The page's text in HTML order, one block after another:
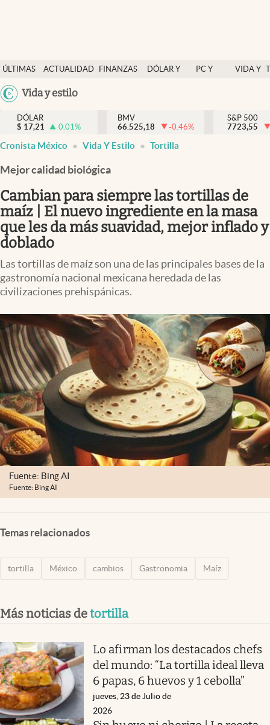
ÚLTIMAS
NOTICIAS
ACTUALIDAD
FINANZAS
DÓLAR Y
PC Y
VIDA Y
México
Vida y estilo
Actualidad
Finanzas y economía
Dólar y mercados
Pc y celular
Vida y estilo
Clima
Mediakit
abre en nueva pestaña
México
DÓLAR
$ 17,21 0.01%
BMV
66.525,18
-0.46%
S&P 500
7723,55
Cronista México Vida Y Estilo Tortilla
Mejor calidad biológica
Cambian para siempre las tortillas de
maíz | El nuevo ingrediente en la masa
que les da más suavidad, mejor inflado y
doblado
Las tortillas de maíz son una de las principales bases de la
gastronomía nacional mexicana heredada de las
civilizaciones prehispánicas.
Fuente: Bing AI
Fuente: Bing AI
Temas relacionados
tortilla México cambios Gastronomia Maíz
Más noticias detortilla
Lo afirman los destacados chefs
del mundo: “La tortilla ideal lleva
6 papas, 6 huevos y 1 cebolla”
jueves, 23 de Julio de
2026